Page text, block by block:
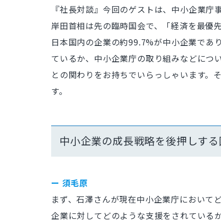
『社長対談』今回のゲストは、中小企業庁
岸田首相は先の臨時国会で、「経済を最優
日本国内の企業の約99.7%が中小企業であ
ているか、中小企業庁の取り組みなどにつ
との関わりをお持ちでいらっしゃいます。
す。
中小企業の成長戦略を後押しす
ー 須毛原
まず、石澤さんが現在中小企業庁におい
企業に対してどのような支援をされている